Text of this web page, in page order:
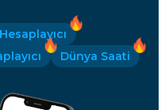
Dünya Saati